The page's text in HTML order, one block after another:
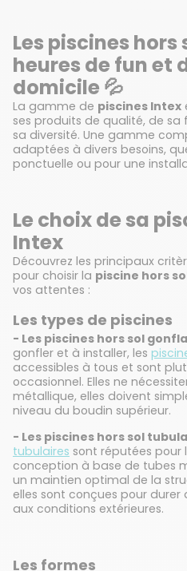
Les piscines hors
heures de fun et
domicile 💦
La gamme de piscines Intex
ses produits de qualité, de
sa diversité. Une gamme
adaptées à divers besoins,
ponctuelle ou pour une
Le choix de sa
Intex
Découvrez les principaux
pour choisir la piscine hors
vos attentes :
Les types de piscines
- Les piscines hors sol
gonfler et à installer, les
accessibles à tous et sont
occasionnel. Elles ne
métallique, elles doivent
niveau du boudin supérieur.
- Les piscines hors sol
tubulaires sont réputées pour
conception à base de tubes
un maintien optimal de la
elles sont conçues pour
aux conditions extérieures.
Les formes